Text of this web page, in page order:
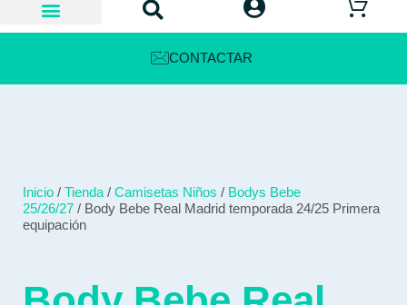
CONTACTAR
Inicio / Tienda / Camisetas Niños / Bodys Bebe
25/26/27 / Body Bebe Real Madrid temporada 24/25 Primera
equipación